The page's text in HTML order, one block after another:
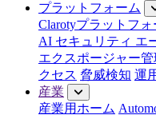
プラットフォーム
Clarotyプラットフォ
AI セキュリティ エ
エクスポージャー管
クセス 脅威検知 運
産業
産業用ホーム